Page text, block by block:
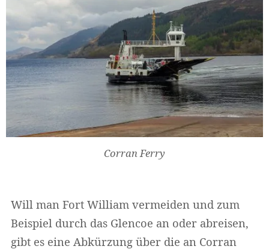
Corran Ferry
Will man Fort William vermeiden und zum
Beispiel durch das Glencoe an oder abreisen,
gibt es eine Abkürzung über die an Corran